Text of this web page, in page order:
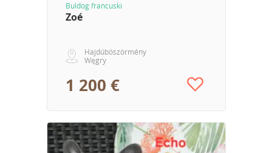
Buldog francuski
Zoé
Hajdúböszörmény
Węgry
1 200 €